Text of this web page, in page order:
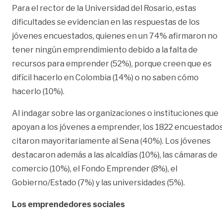
Para el rector de la Universidad del Rosario, estas
dificultades se evidencian en las respuestas de los
jóvenes encuestados, quienes en un 74% afirmaron no
tener ningún emprendimiento debido a la falta de
recursos para emprender (52%), porque creen que es
difícil hacerlo en Colombia (14%) o no saben cómo
hacerlo (10%).
Al indagar sobre las organizaciones o instituciones que
apoyan a los jóvenes a emprender, los 1822
citaron mayoritariamente al Sena (40%). Los jóvenes
destacaron además a las alcaldías (10%), las cámaras de
comercio (10%), el Fondo Emprender (8%), el
Gobierno/Estado (7%) y las universidades (5%).
Los emprendedores sociales